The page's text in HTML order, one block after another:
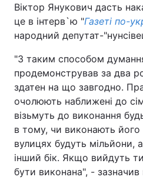
Віктор Янукович дасть
це в інтерв`ю "Газеті по-
народний депутат-
"З таким способом
продемонстрував за два
здатен на що завгодно.
очолюють наближені до
візьмуть до виконання
в тому, чи виконають
вулицях будуть мільйони,
інший бік. Якщо вийдуть
бути виконана", - зазначив